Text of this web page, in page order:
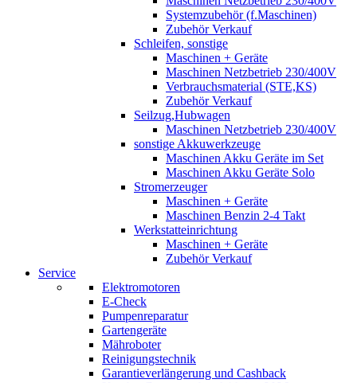
Systemzubehör (f.Maschinen)
Zubehör Verkauf
Schleifen, sonstige
Maschinen + Geräte
Maschinen Netzbetrieb 230/400V
Verbrauchsmaterial (STE,KS)
Zubehör Verkauf
Seilzug,Hubwagen
Maschinen Netzbetrieb 230/400V
sonstige Akkuwerkzeuge
Maschinen Akku Geräte im Set
Maschinen Akku Geräte Solo
Stromerzeuger
Maschinen + Geräte
Maschinen Benzin 2-4 Takt
Werkstatteinrichtung
Maschinen + Geräte
Zubehör Verkauf
Service
Elektromotoren
E-Check
Pumpenreparatur
Gartengeräte
Mähroboter
Reinigungstechnik
Garantieverlängerung und Cashback